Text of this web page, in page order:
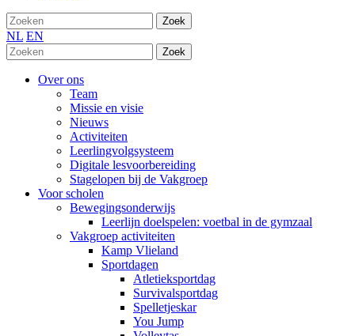
Zoek
NL EN
Zoek
Over ons
Team
Missie en visie
Nieuws
Activiteiten
Leerlingvolgsysteem
Digitale lesvoorbereiding
Stagelopen bij de Vakgroep
Voor scholen
Bewegingsonderwijs
Leerlijn doelspelen: voetbal in de gymzaal
Vakgroep activiteiten
Kamp Vlieland
Sportdagen
Atletieksportdag
Survivalsportdag
Spelletjeskar
You Jump